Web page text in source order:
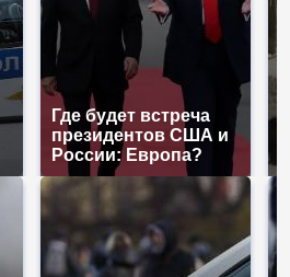
Где будет встреча
президентов США и
России: Европа?